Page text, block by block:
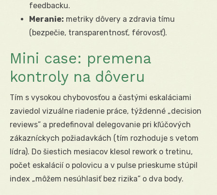
feedbacku.
Meranie: metriky dôvery a zdravia tímu
(bezpečie, transparentnosť, férovosť).
Mini case: premena
kontroly na dôveru
Tím s vysokou chybovosťou a častými eskaláciami
zaviedol vizuálne riadenie práce, týždenné „decision
reviews” a predefinoval delegovanie pri kľúčových
zákazníckych požiadavkách (tím rozhoduje s vetom
lídra). Do šiestich mesiacov klesol rework o tretinu,
počet eskalácií o polovicu a v pulse prieskume stúpil
index „môžem nesúhlasiť bez rizika” o dva body.